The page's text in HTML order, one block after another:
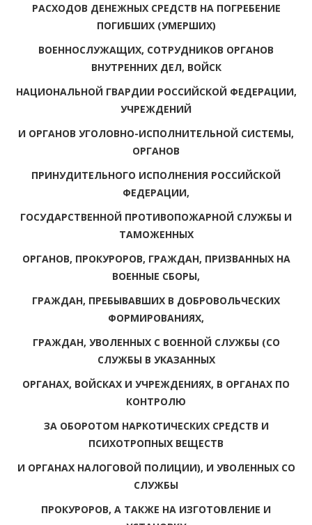
РАСХОДОВ ДЕНЕЖНЫХ СРЕДСТВ НА ПОГРЕБЕНИЕ
ПОГИБШИХ (УМЕРШИХ)
ВОЕННОСЛУЖАЩИХ, СОТРУДНИКОВ ОРГАНОВ
ВНУТРЕННИХ ДЕЛ, ВОЙСК
НАЦИОНАЛЬНОЙ ГВАРДИИ РОССИЙСКОЙ ФЕДЕРАЦИИ,
УЧРЕЖДЕНИЙ
И ОРГАНОВ УГОЛОВНО-ИСПОЛНИТЕЛЬНОЙ СИСТЕМЫ,
ОРГАНОВ
ПРИНУДИТЕЛЬНОГО ИСПОЛНЕНИЯ РОССИЙСКОЙ
ФЕДЕРАЦИИ,
ГОСУДАРСТВЕННОЙ ПРОТИВОПОЖАРНОЙ СЛУЖБЫ И
ТАМОЖЕННЫХ
ОРГАНОВ, ПРОКУРОРОВ, ГРАЖДАН, ПРИЗВАННЫХ НА
ВОЕННЫЕ СБОРЫ,
ГРАЖДАН, ПРЕБЫВАВШИХ В ДОБРОВОЛЬЧЕСКИХ
ФОРМИРОВАНИЯХ,
ГРАЖДАН, УВОЛЕННЫХ С ВОЕННОЙ СЛУЖБЫ (СО
СЛУЖБЫ В УКАЗАННЫХ
ОРГАНАХ, ВОЙСКАХ И УЧРЕЖДЕНИЯХ, В ОРГАНАХ ПО
КОНТРОЛЮ
ЗА ОБОРОТОМ НАРКОТИЧЕСКИХ СРЕДСТВ И
ПСИХОТРОПНЫХ ВЕЩЕСТВ
И ОРГАНАХ НАЛОГОВОЙ ПОЛИЦИИ), И УВОЛЕННЫХ СО
СЛУЖБЫ
ПРОКУРОРОВ, А ТАКЖЕ НА ИЗГОТОВЛЕНИЕ И